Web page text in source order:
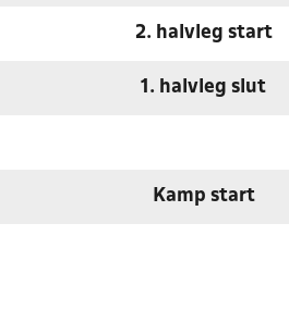
2. halvleg start
1. halvleg slut
Kamp start